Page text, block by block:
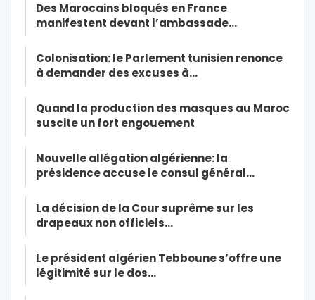
Des Marocains bloqués en France
manifestent devant l’ambassade…
Colonisation: le Parlement tunisien renonce
à demander des excuses à…
Quand la production des masques au Maroc
suscite un fort engouement
Nouvelle allégation algérienne: la
présidence accuse le consul général…
La décision de la Cour suprême sur les
drapeaux non officiels…
Le président algérien Tebboune s’offre une
légitimité sur le dos…